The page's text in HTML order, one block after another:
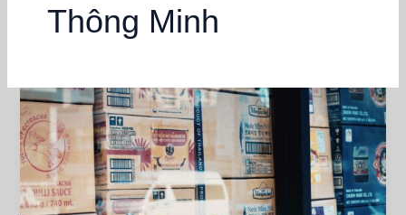
Thông Minh
Giải
Pháp
Mã
Vạch
Cho
Ngành